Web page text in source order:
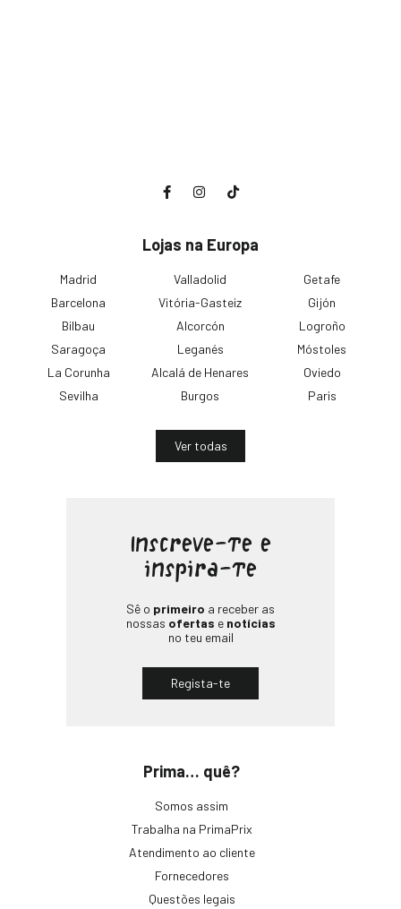
Lojas na Europa
Madrid
Barcelona
Bilbau
Saragoça
La Corunha
Sevilha
Valladolid
Vitória-Gasteiz
Alcorcón
Leganés
Alcalá de Henares
Burgos
Getafe
Gijón
Logroño
Móstoles
Oviedo
Paris
Ver todas
Prima… quê?
Somos assim
Trabalha na PrimaPrix
Atendimento ao cliente
Fornecedores
Questões legais
Inscreve-te e
inspira-te
Sê o primeiro a receber as
nossas ofertas e notícias
no teu email
Regista-te